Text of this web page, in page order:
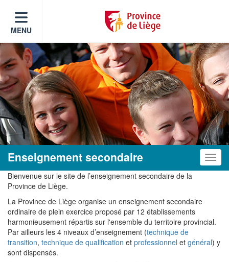
MENU
Enseignement secondaire
Bienvenue sur le site de l’enseignement secondaire de la
Province de Liège.
La Province de Liège organise un enseignement secondaire
ordinaire de plein exercice proposé par 12 établissements
harmonieusement répartis sur l'ensemble du territoire provincial.
Par ailleurs les 4 niveaux d’enseignement (technique de
transition, technique de qualification et professionnel et général) y
sont dispensés.